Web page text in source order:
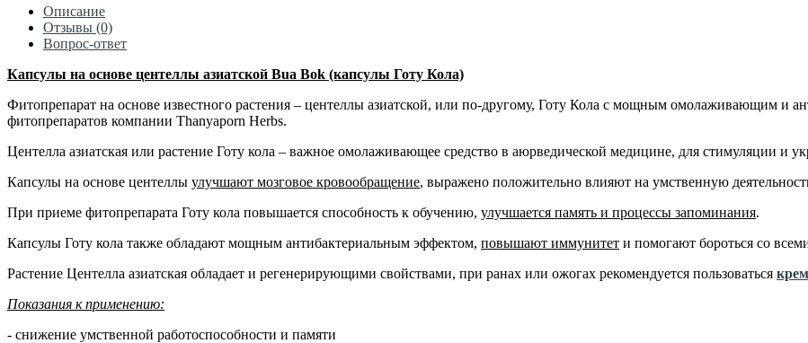
Описание
Отзывы (0)
Вопрос-ответ
Капсулы на основе центеллы азиатской Bua Bok (капсулы Готу Кола)
Фитопрепарат на основе известного растения – центеллы азиатской, или по-другому, Готу Кола с мощным омолаживающим и
фитопрепаратов компании Thanyaporn Herbs.
Центелла азиатская или растение Готу кола – важное омолаживающее средство в аюрведической медицине, для стимуляции и
Капсулы на основе центеллы улучшают мозговое кровообращение, выражено положительно влияют на умственную
При приеме фитопрепарата Готу кола повышается способность к обучению, улучшается память и процессы запоминания.
Капсулы Готу кола также обладают мощным антибактериальным эффектом, повышают иммунитет и помогают бороться со
Растение Центелла азиатская обладает и регенерирующими свойствами, при ранах или ожогах рекомендуется пользоваться
Показания к применению:
- снижение умственной работоспособности и памяти